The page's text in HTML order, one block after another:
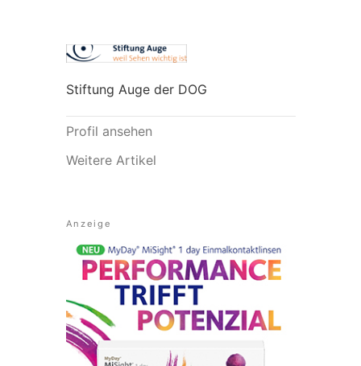
Stiftung Auge der DOG
Profil ansehen
Weitere Artikel